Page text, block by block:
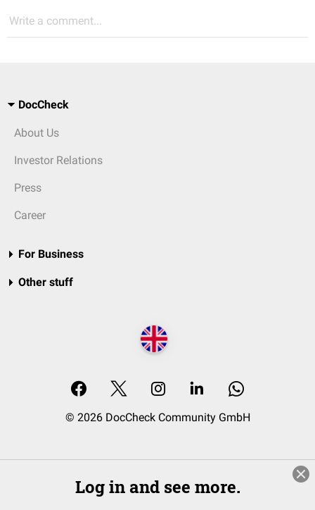
Write a comment...
DocCheck
About Us
Investor Relations
Press
Career
For Business
Other stuff
© 2026 DocCheck Community GmbH
Log in and see more.